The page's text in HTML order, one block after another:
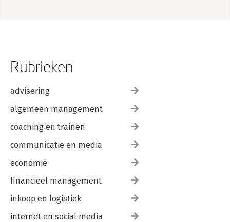
Rubrieken
advisering
algemeen management
coaching en trainen
communicatie en media
economie
financieel management
inkoop en logistiek
internet en social media